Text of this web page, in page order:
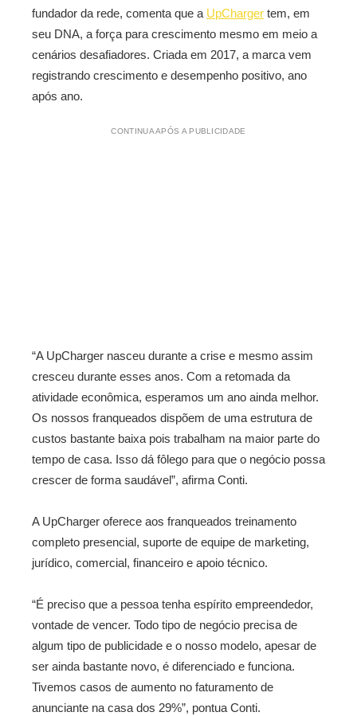
fundador da rede, comenta que a UpCharger tem, em
seu DNA, a força para crescimento mesmo em meio a
cenários desafiadores. Criada em 2017, a marca vem
registrando crescimento e desempenho positivo, ano
após ano.
CONTINUA APÓS A PUBLICIDADE
“A UpCharger nasceu durante a crise e mesmo assim
cresceu durante esses anos. Com a retomada da
atividade econômica, esperamos um ano ainda melhor.
Os nossos franqueados dispõem de uma estrutura de
custos bastante baixa pois trabalham na maior parte do
tempo de casa. Isso dá fôlego para que o negócio possa
crescer de forma saudável”, afirma Conti.
A UpCharger oferece aos franqueados treinamento
completo presencial, suporte de equipe de marketing,
jurídico, comercial, financeiro e apoio técnico.
“É preciso que a pessoa tenha espírito empreendedor,
vontade de vencer. Todo tipo de negócio precisa de
algum tipo de publicidade e o nosso modelo, apesar de
ser ainda bastante novo, é diferenciado e funciona.
Tivemos casos de aumento no faturamento de
anunciante na casa dos 29%”, pontua Conti.